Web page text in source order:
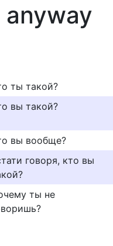
anyway
ты такой?
вы такой?
вы вообще?
говоря, кто вы
ты не